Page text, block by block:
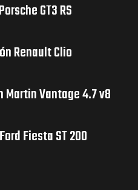
GT3 RS
Renault Clio
Martin Vantage 4.7 v8
Fiesta ST 200